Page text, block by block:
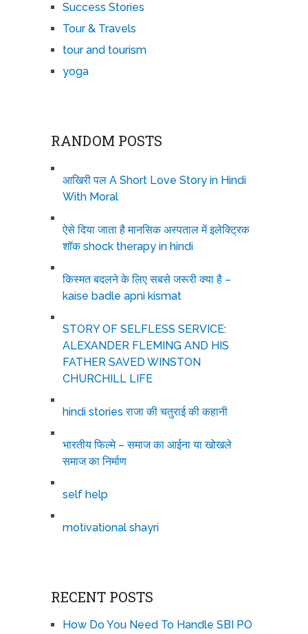
Success Stories
Tour & Travels
tour and tourism
yoga
RANDOM POSTS
आखिरी पल A Short Love Story in Hindi
With Moral
ऐसे दिया जाता है मानसिक अस्पताल में इलेक्ट्रिक
शॉक shock therapy in hindi
किस्मत बदलने के लिए सबसे जरूरी क्या है –
kaise badle apni kismat
STORY OF SELFLESS SERVICE:
ALEXANDER FLEMING AND HIS
FATHER SAVED WINSTON
CHURCHILL LIFE
hindi stories राजा की चतुराई की कहानी
भारतीय फिल्मे – समाज का आईना या खोखले
समाज का निर्माण
self help
motivational shayri
RECENT POSTS
How Do You Need To Handle SBI PO